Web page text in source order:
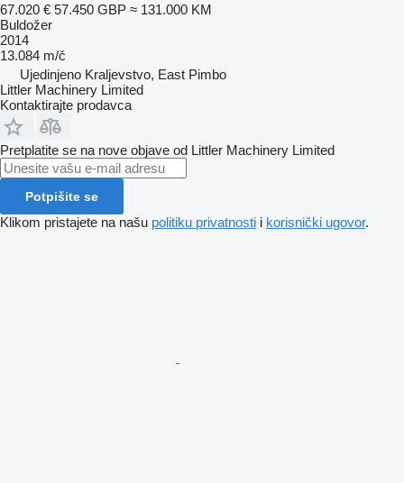
67.020 € 57.450 GBP ≈ 131.000 KM
Buldožer
2014
13.084 m/č
Ujedinjeno Kraljevstvo, East Pimbo
Littler Machinery Limited
Kontaktirajte prodavca
Pretplatite se na nove objave od Littler Machinery Limited
Potpišite se
Klikom pristajete na našu politiku privatnosti i korisnički ugovor.